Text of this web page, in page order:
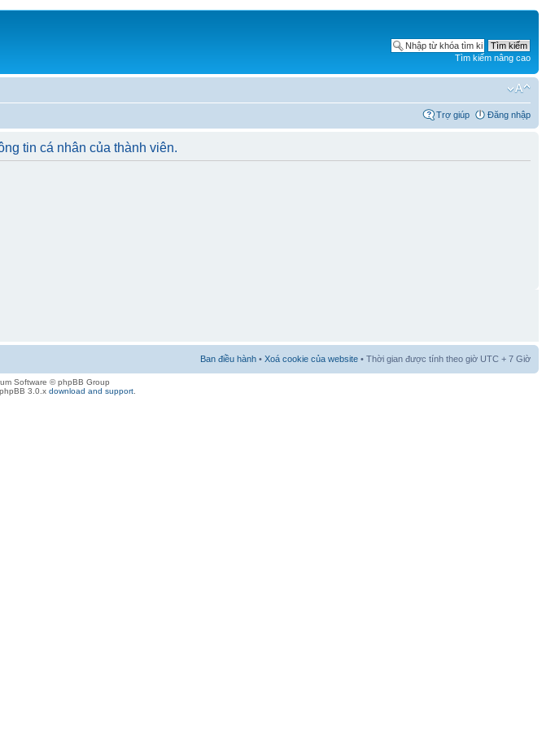
Tìm kiếm nâng cao
Trợ giúp Đăng nhập
tin cá nhân của thành viên.
Ban điều hành • Xoá cookie của website • Thời gian được tính theo giờ UTC + 7 Giờ
Software © phpBB Group
3.0.x download and support.